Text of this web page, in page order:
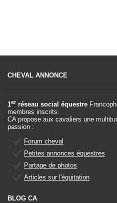
CHEVAL ANNONCE
1er réseau social équestre
membres inscrits.
CA propose aux cavaliers une
passion :
Forum cheval
Petites annonces équestres
Partage de photos
Articles sur l'équitation
BLOG CA